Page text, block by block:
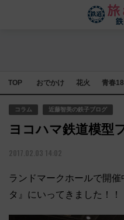
TOP おでかけ 花火 青春
コラム 近藤智美の鉄子ブログ
ヨコハマ鉄道模型
2017.02.03 14:02
ランドマークホールで開
タ』にいってきました！！